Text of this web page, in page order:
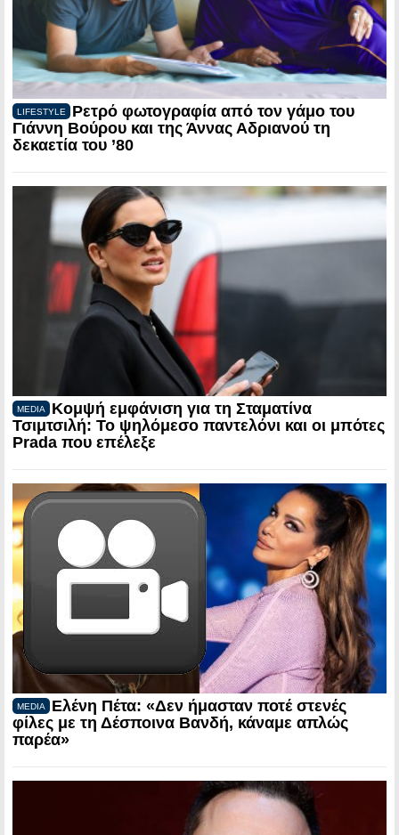
LIFESTYLE
Ρετρό φωτογραφία από τον γάμο του
Γιάννη Βούρου και της Άννας Αδριανού τη
δεκαετία του ’80
MEDIA
Κομψή εμφάνιση για τη Σταματίνα
Τσιμτσιλή: Το ψηλόμεσο παντελόνι και οι μπότες
Prada που επέλεξε
MEDIA
Ελένη Πέτα: «Δεν ήμασταν ποτέ στενές
φίλες με τη Δέσποινα Βανδή, κάναμε απλώς
παρέα»